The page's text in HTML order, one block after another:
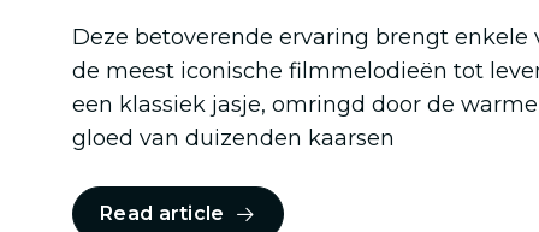
Deze betoverende ervaring brengt enkele
de meest iconische filmmelodieën tot
een klassiek jasje, omringd door de warme
gloed van duizenden kaarsen
Read article